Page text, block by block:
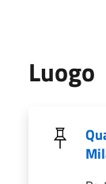
Luogo